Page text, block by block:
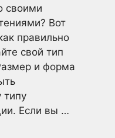
своими
Вот
правильно
свой тип
и форма
типу
Если вы …